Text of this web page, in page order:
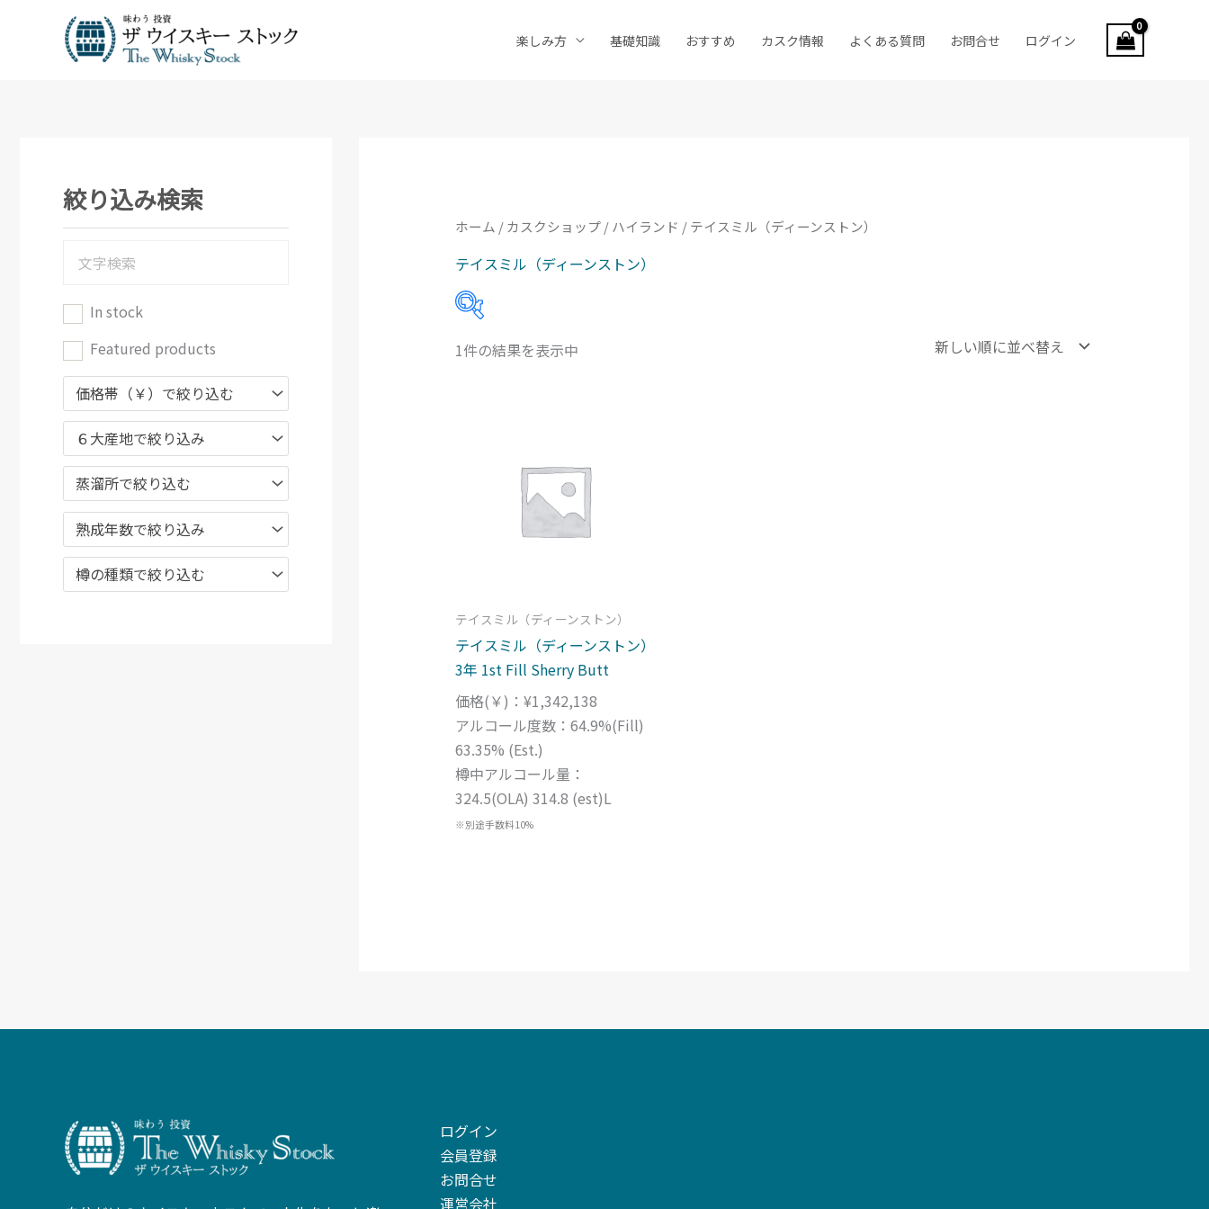
楽しみ方 基礎知識 おすすめ カスク情報 よくある質問 お問合せ ログイン
絞り込み検索
In stock
Featured products
価格帯（￥）で絞り込む
６大産地で絞り込み
蒸溜所で絞り込む
熟成年数で絞り込み
樽の種類で絞り込む
ホーム /カスクショップ/ハイランド / テイスミル（ディーンストン）
テイスミル（ディーンストン）
価格帯（￥）で絞り込む
熟成年数で絞り込み
樽の種類で絞り込む
1件の結果を表示中
テイスミル（ディーンストン）
テイスミル（ディーンストン）
3年 1st Fill Sherry Butt
価格(￥)：¥1,342,138
アルコール度数：64.9%(Fill)
63.35% (Est.)
樽中アルコール量：
324.5(OLA) 314.8 (est)L
※別途手数料10%
ログイン
会員登録
お問合せ
運営会社